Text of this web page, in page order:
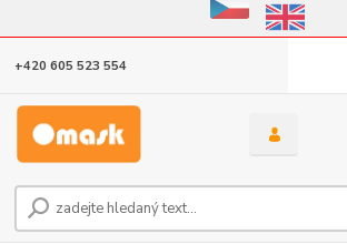
Eshop v provozu do 31.10.2026
+420 605 523 554